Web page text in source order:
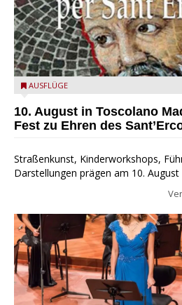
Toscolano Maderno: "Madonnari
AUSFLÜGE
10. August in Toscolano
Fest zu Ehren des
Straßenkunst, Kinderworkshops,
Darstellungen prägen am 10. August